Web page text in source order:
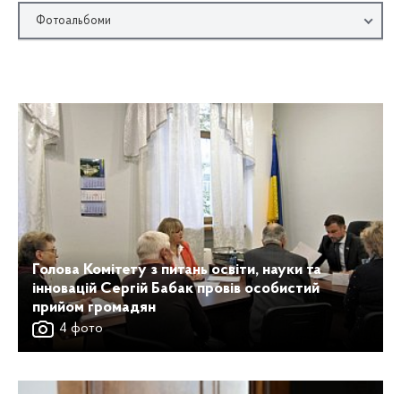
Фотоальбоми
Голова Комітету з питань освіти, науки та
інновацій Сергій Бабак провів особистий
прийом громадян
4 фото